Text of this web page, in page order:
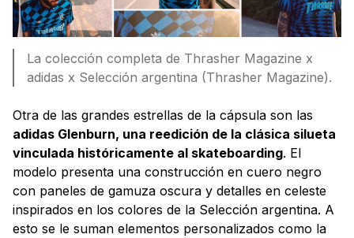
La colección completa de Thrasher Magazine x
adidas x Selección argentina (Thrasher Magazine).
Otra de las grandes estrellas de la cápsula son las
adidas Glenburn, una reedición de la clásica silueta
vinculada históricamente al skateboarding. El
modelo presenta una construcción en cuero negro
con paneles de gamuza oscura y detalles en celeste
inspirados en los colores de la Selección argentina. A
esto se le suman elementos personalizados como la